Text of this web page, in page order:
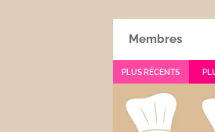
Membres
PLUS RÉCENTS